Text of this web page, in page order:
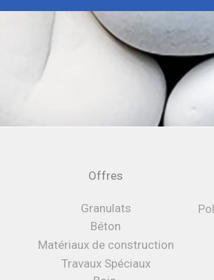
Offres
Granulats
Béton
Matériaux de construction
Travaux Spéciaux